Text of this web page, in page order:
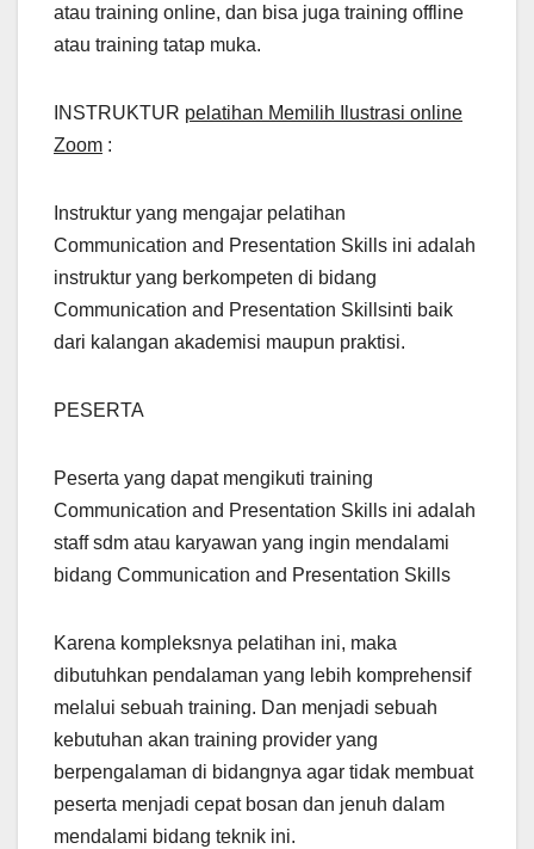
atau training online, dan bisa juga training offline
atau training tatap muka.
INSTRUKTUR pelatihan Memilih Ilustrasi online
Zoom :
Instruktur yang mengajar pelatihan
Communication and Presentation Skills ini adalah
instruktur yang berkompeten di bidang
Communication and Presentation Skillsinti baik
dari kalangan akademisi maupun praktisi.
PESERTA
Peserta yang dapat mengikuti training
Communication and Presentation Skills ini adalah
staff sdm atau karyawan yang ingin mendalami
bidang Communication and Presentation Skills
Karena kompleksnya pelatihan ini, maka
dibutuhkan pendalaman yang lebih komprehensif
melalui sebuah training. Dan menjadi sebuah
kebutuhan akan training provider yang
berpengalaman di bidangnya agar tidak membuat
peserta menjadi cepat bosan dan jenuh dalam
mendalami bidang teknik ini.